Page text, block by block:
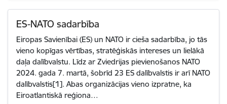
ES-NATO sadarbība
Eiropas Savienībai (ES) un NATO ir cieša sadarbība, jo tās
vieno kopīgas vērtības, stratēģiskās intereses un lielākā
daļa dalībvalstu. Līdz ar Zviedrijas pievienošanos NATO
2024. gada 7. martā, šobrīd 23 ES dalībvalstis ir arī NATO
dalībvalstis[1]. Abas organizācijas vieno izpratne, ka
Eiroatlantiskā reģiona…